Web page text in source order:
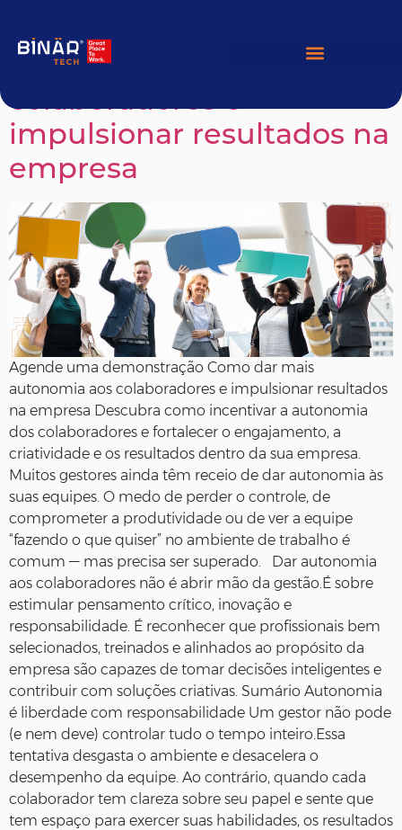
Como dar mais
autonomia aos
colaboradores e
impulsionar resultados na
empresa
Agende uma demonstração Como dar mais
autonomia aos colaboradores e impulsionar resultados
na empresa Descubra como incentivar a autonomia
dos colaboradores e fortalecer o engajamento, a
criatividade e os resultados dentro da sua empresa.
Muitos gestores ainda têm receio de dar autonomia às
suas equipes. O medo de perder o controle, de
comprometer a produtividade ou de ver a equipe
“fazendo o que quiser” no ambiente de trabalho é
comum — mas precisa ser superado. Dar autonomia
aos colaboradores não é abrir mão da gestão.É sobre
estimular pensamento crítico, inovação e
responsabilidade. É reconhecer que profissionais bem
selecionados, treinados e alinhados ao propósito da
empresa são capazes de tomar decisões inteligentes e
contribuir com soluções criativas. Sumário Autonomia
é liberdade com responsabilidade Um gestor não pode
(e nem deve) controlar tudo o tempo inteiro.Essa
tentativa desgasta o ambiente e desacelera o
desempenho da equipe. Ao contrário, quando cada
colaborador tem clareza sobre seu papel e sente que
tem espaço para exercer suas habilidades, os resultados